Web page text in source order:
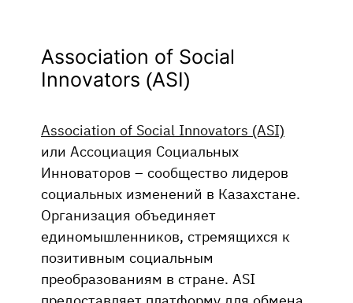
Association of Social
Innovators (ASI)
Association of Social Innovators (ASI)
или Ассоциация Социальных
Инноваторов – сообщество лидеров
социальных изменений в Казахстане.
Организация объединяет
единомышленников, стремящихся к
позитивным социальным
преобразованиям в стране. ASI